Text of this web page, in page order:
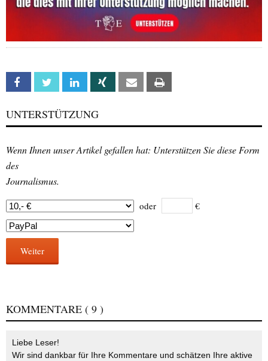
Facebook Twitter Linkedin Xing Email
UNTERSTÜTZUNG
Wenn Ihnen unser Artikel gefallen hat: Unterstützen Sie diese Form
des
Journalismus.
oder €
Weiter
KOMMENTARE ( 9 )
Liebe Leser!
Wir sind dankbar für Ihre Kommentare und schätzen Ihre aktive